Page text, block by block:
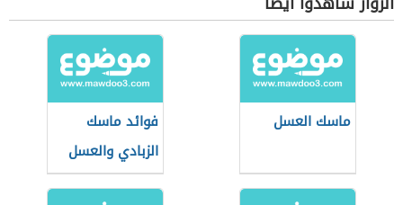
ماسك العسل
فوائد ماسك
الزبادي والعسل